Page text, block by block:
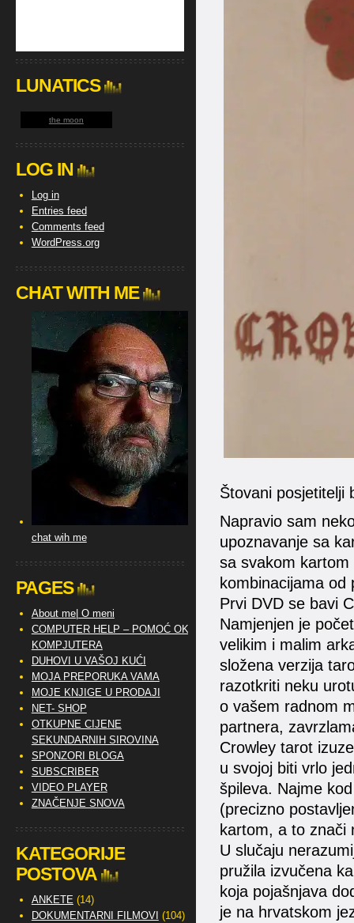
Štovani posjetitelji
Napravio sam
upoznavanje sa
sa svakom
kombinacijama od
Prvi DVD se bavi
Namjenjen je
velikim i malim
složena verzija
razotkriti neku
o vašem radnom
partnera,
Crowley tarot
u svojoj biti vrlo
špileva. Najme
(precizno
kartom, a to znači
U slučaju
pružila izvučena
koja pojašnjava
je na hrvatskom
LUNATICS
the moon
LOG IN
Log in
Entries feed
Comments feed
WordPress.org
CHAT WITH ME
chat wih me
PAGES
About me| O meni
COMPUTER HELP – POMOĆ OKO
KOMPJUTERA
DUHOVI U VAŠOJ KUĆI
MOJA PREPORUKA VAMA
MOJE KNJIGE U PRODAJI
NET- SHOP
OTKUPNE CIJENE
SEKUNDARNIH SIROVINA
SPONZORI BLOGA
SUBSCRIBER
VIDEO PLAYER
ZNAČENJE SNOVA
KATEGORIJE
POSTOVA
ANKETE (14)
DOKUMENTARNI FILMOVI (104)